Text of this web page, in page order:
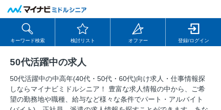
キーワード検索 検討リスト オファー 登録/ログイン
50代活躍中の求人
50代活躍中の中⾼年(40代・50代・60代)向け求⼈・仕事情報探
しならマイナビミドルシニア！ 豊富な求人情報の中から、ご希
望の勤務地や職種、給与など様々な条件でパート・アルバイト